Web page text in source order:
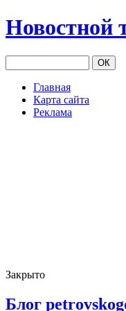
Новостной
Главная
Карта сайта
Реклама
Закрыто
Блог